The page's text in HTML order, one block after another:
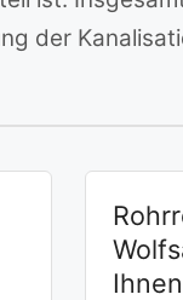
der
Ihnen